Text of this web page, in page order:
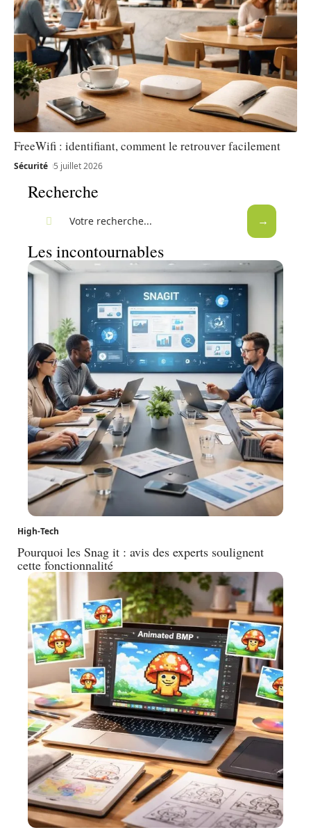
FreeWifi : identifiant, comment le retrouver facilement
Sécurité 5 juillet 2026
Recherche
Les incontournables
High-Tech
Pourquoi les Snag it : avis des experts soulignent
cette fonctionnalité